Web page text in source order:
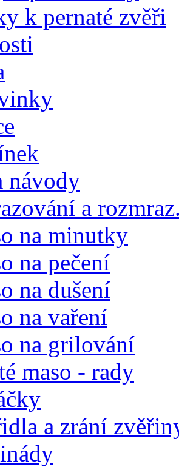
k pernaté zvěři
návody
a
na minutky
na pečení
na dušení
na vaření
na grilování
maso - rady
a zrání